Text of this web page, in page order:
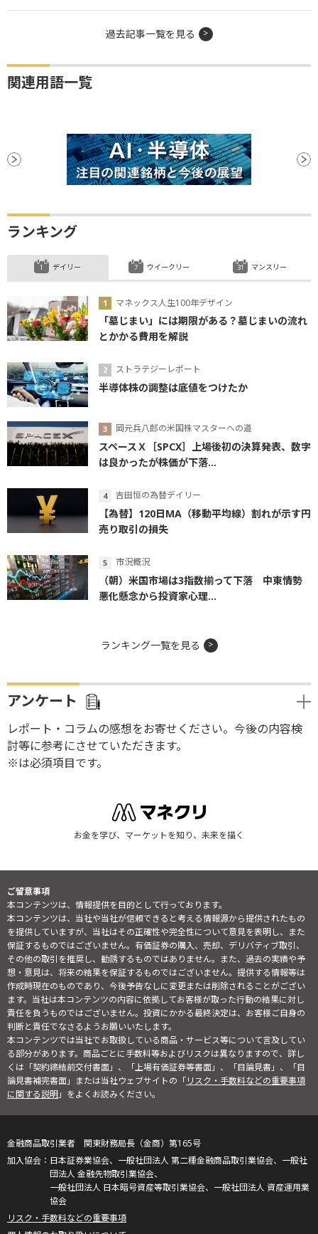
過去記事一覧を見る
関連用語一覧
ランキング
デイリー
マネックス人生100年デザイン
「墓じまい」には期限がある？墓じまいの流れ
とかかる費用を解説
ストラテジーレポート
半導体株の調整は底値をつけたか
岡元兵八郎の米国株マスターへの道
スペースＸ［SPCX］上場後初の決算発表、数字
は良かったが株価が下落...
吉田恒の為替デイリー
【為替】120日MA（移動平均線）割れが示す円
売り取引の損失
市況概況
（朝）米国市場は3指数揃って下落 中東情勢
悪化懸念から投資家心理...
ウイークリー マンスリー
ランキング一覧を見る
アンケート
レポート・コラムの感想をお寄せください。今後の内容検
討等に参考にさせていただきます。
※は必須項目です。
お金を学び、マーケットを知り、未来を描く
ご留意事項
本コンテンツは、情報提供を目的として行っております。
本コンテンツは、当社や当社が信頼できると考える情報源から提供されたもの
を提供していますが、当社はその正確性や完全性について意見を表明し、また
保証するものではございません。有価証券の購入、売却、デリバティブ取引、
その他の取引を推奨し、勧誘するものではありません。また、過去の実績や予
想・意見は、将来の結果を保証するものではございません。提供する情報等は
作成時現在のものであり、今後予告なしに変更または削除されることがござい
ます。当社は本コンテンツの内容に依拠してお客様が取った行動の結果に対し
責任を負うものではございません。投資にかかる最終決定は、お客様ご自身の
判断と責任でなさるようお願いいたします。
本コンテンツでは当社でお取扱している商品・サービス等について言及してい
る部分があります。商品ごとに手数料等およびリスクは異なりますので、詳し
くは「契約締結前交付書面」、「上場有価証券等書面」、「目論見書」、「目
論見書補完書面」または当社ウェブサイトの「リスク・手数料などの重要事項
に関する説明」をよくお読みください。
金融商品取引業者 関東財務局長（金商）第165号
日本証券業協会、一般社団法人 第二種金融商品取引業協会、一般社
団法人 金融先物取引業協会、
一般社団法人 日本暗号資産等取引業協会、一般社団法人 資産運用業
協会
リスク・手数料などの重要事項